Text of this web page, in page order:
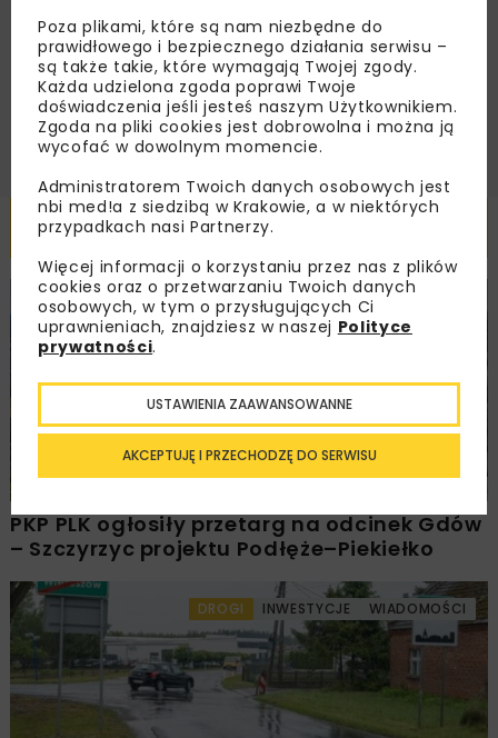
podany przeze mnie adres e-mail korespondencji
handlowej w postaci newslettera.
ZAPISZ MNIE
Powiązane artykuły
KOLEJ WIADOMOŚCI
PKP PLK ogłosiły przetarg na odcinek Gdów
– Szczyrzyc projektu Podłęże–Piekiełko
DROGI INWESTYCJE WIADOMOŚCI
Poza plikami, które są nam niezbędne do
prawidłowego i bezpiecznego działania serwisu –
są także takie, które wymagają Twojej zgody.
Każda udzielona zgoda poprawi Twoje
doświadczenia jeśli jesteś naszym Użytkownikiem.
Zgoda na pliki cookies jest dobrowolna i można ją
wycofać w dowolnym momencie.
Administratorem Twoich danych osobowych jest
nbi med!a z siedzibą w Krakowie, a w niektórych
przypadkach nasi Partnerzy.
Więcej informacji o korzystaniu przez nas z plików
cookies oraz o przetwarzaniu Twoich danych
osobowych, w tym o przysługujących Ci
uprawnieniach, znajdziesz w naszej Polityce
prywatności.
AKCEPTUJĘ I PRZECHODZĘ DO SERWISU
USTAWIENIA ZAAWANSOWANNE